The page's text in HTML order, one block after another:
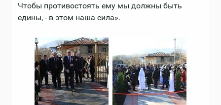
Чтобы противостоять ему мы должны быть
едины, - в этом наша сила».